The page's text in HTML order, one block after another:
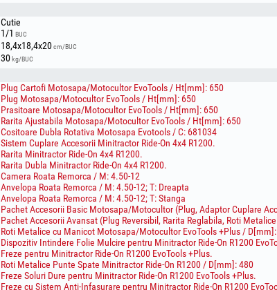
Cutie
1/1 BUC
18,4x18,4x20cm/BUC
30 kg/BUC
Plug Cartofi Motosapa/Motocultor EvoTools / Ht[mm]: 650
Plug Motosapa/Motocultor EvoTools / Ht[mm]: 650
Prasitoare Motosapa/Motocultor EvoTools / Ht[mm]: 650
Rarita Ajustabila Motosapa/Motocultor EvoTools / Ht[mm]: 650
Cositoare Dubla Rotativa Motosapa Evotools / C: 681034
Sistem Cuplare Accesorii Minitractor Ride-On 4x4 R1200.
Rarita Minitractor Ride-On 4x4 R1200.
Rarita Dubla Minitractor Ride-On 4x4 R1200.
Camera Roata Remorca / M: 4.50-12
Anvelopa Roata Remorca / M: 4.50-12; T: Dreapta
Anvelopa Roata Remorca / M: 4.50-12; T: Stanga
Pachet Accesorii Basic Motosapa/Motocultor (Plug, Adaptor Cuplare
Pachet Accesorii Avansat (Plug Reversibil, Rarita Reglabila, Roti
Roti Metalice cu Manicot Motosapa/Motocultor EvoTools +Plus /
Dispozitiv Intindere Folie Mulcire pentru Minitractor Ride-On R1200
Freze pentru Minitractor Ride-On R1200 EvoTools +Plus.
Roti Metalice Punte Spate Minitractor Ride-On R1200 / D[mm]: 480
Freze Soluri Dure pentru Minitractor Ride-On R1200 EvoTools +Plus.
Freze cu Sistem Anti-Infasurare pentru Minitractor Ride-On R1200